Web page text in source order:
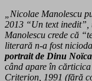
„Nicolae Manolescu
2013 “Un text
Manolescu crede că
literară n-a fost
portrait de Dinu
când apare în
Criterion, 1991 (fără